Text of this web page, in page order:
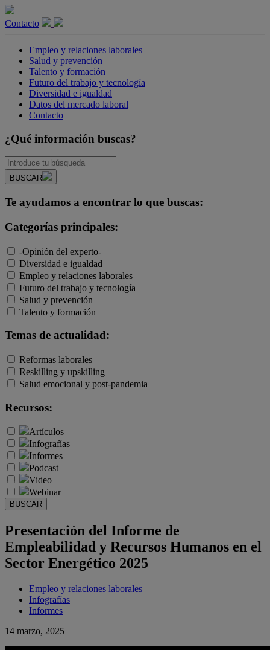
Contacto
Empleo y relaciones laborales
Salud y prevención
Talento y formación
Futuro del trabajo y tecnología
Diversidad e igualdad
Datos del mercado laboral
Contacto
¿Qué información buscas?
BUSCAR
Te ayudamos a encontrar lo que buscas:
Categorías principales:
-Opinión del experto-
Diversidad e igualdad
Empleo y relaciones laborales
Futuro del trabajo y tecnología
Salud y prevención
Talento y formación
Temas de actualidad:
Reformas laborales
Reskilling y upskilling
Salud emocional y post-pandemia
Recursos:
Artículos
Infografías
Informes
Podcast
Video
Webinar
BUSCAR
Presentación del Informe de
Empleabilidad y Recursos Humanos en el
Sector Energético 2025
Empleo y relaciones laborales
Infografías
Informes
14 marzo, 2025